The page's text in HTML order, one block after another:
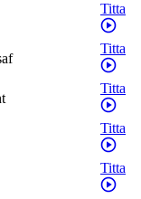
Titta
Titta
Titta
Titta
Titta